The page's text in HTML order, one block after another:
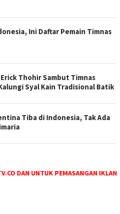
Ini Daftar Pemain Timnas
Thohir Sambut Timnas
Syal Kain Tradisional Batik
Tiba di Indonesia, Tak Ada
DAN UNTUK PEMASANGAN